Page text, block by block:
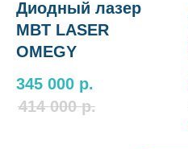
Диодный лазер
MBT LASER
OMEGY
345 000 р.
414 000 р.